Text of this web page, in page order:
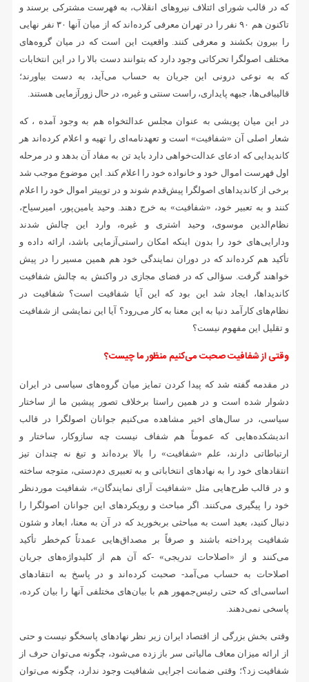
که در قالب شورای ائتلاف نیروهای انقلاب، به فهرست مشترکی برسند و
تاکنون هم ۹۰ نفر را در تهران معرفی کرده‌اند که از میان آنها ۳۰ نفر نهایی
را بیرون بکشند و معرفی کنند. واقعیت این است که در میان گروه‌های
مختلف اصولگرا تحرکاتی وجود دارد که بتوانند دست بالا را در این انتخابات
که به نوعی درونی این جریان به حساب می‌آید، به دست بیاورند؛
قالیبافی‌ها، جبهه‌ پایداری، راست سنتی و غیره، در حال زورآزمایی هستند.
در این میان پویشی به عنوان مجلس عدالتخواه هم به وجود آمده ، که
شعار اصلی آن «شفافیت» است و تعهدنامه‌ای را تهیه و اعلام کرده‌اند هر
کاندیدایی که ادعای عدالت‌خواهی دارد باید تن به مفاد آن بدهد و در مرحله
اول فهرست اموال خود و خانواده خود را اعلام کند. این موضوع موجب شد
برخی از کاندیداهای اصولگرا پیش‌قدم شوند و در توییتر اموال خود را اعلام
کنند و به تعبیر خود، «شفافیت» به خرج دهند. وحید یامین‌پور، امیرسیاح،
نظام‌الدین موسوی، وحید اشتری و غیره، وارد این چالش شدند
ودارایی‌های خود را بدون اینکه امکان راستی‌آزمایی باشد، ارائه داده و
تأکید هم کرده‌اند که در دوران نمایندگی خود هم همین مسیر را در پیش
خواهند گرفت. سؤالی که در فضای مجازی در واکنش به چالش شفافیت
کاندیداها، ایجاد شد این بود که این آیا شفافیت است؟ شفافیت در
نظام‌های کارآمد دنیا به این معنا به کار می‌رود؟ آیا این نمایشی از شفافیت
و تقلیل این مفهوم نیست؟
وقتی از شفافیت صحبت می‌کنیم منظور ما چیست؟
در مقدمه گفته شد که پیدا کردن تمایز میان گروه‌های سیاسی در ایران
دشوار شده است و در همین راستا برخلاف تصور پیشین ما از ساختار
سیاسی، در سال‌های اخیر مشاهده می‌کنیم جوانان اصولگرا در قالب
اندیشکده‌هایی که عموماً هم شفاف نیست چه سازوکار، ساختار و
ارتباطاتی دارند، علم «شفافیت» را بالا برده‌اند و تیغ نه چندان تیز
انتقادهای خود را به نهادهای انتخاباتی و به تعبیری دم‌دستی، متوجه ساخته‌
و در قالب طرح‌هایی مثل «شفافیت آرای نمایندگان»، شفافیت موردنظر
خود را پیگیری می‌کنند. اگر مباحث و رویکردهای این جوانان اصولگرا را
دنبال کنید، بعید است به مباحثی بربخورید که در آن به معنا، ابعاد و شئون
شفافیت پرداخته باشند و صرفاً بر مصداق‌هایی عمدتاً کم‌خطر تأکید
می‌کنند و از «اصلاحات تدریجی» -که آن هم از کلیدواژه‌های جریان
اصلاحات به حساب می‌آمد- صحبت کرده‌اند و در پاسخ به انتقادهای
اساسی‌ای که حتی رئیس‌جمهور هم با بیان‌های مختلفی آنها را بیان کرده،
پاسخی نمی‌دهند.
وقتی بخش بزرگی از اقتصاد ایران زیر نظر نهادهای پاسخگو نیست و حتی
از ارائه میزان معاف مالیاتی سر باز زده می‌شود، چگونه می‌توان حرف از
شفافیت زد؟؛ وقتی ضمانت اجرایی شفافیت وجود ندارد، چگونه می‌توان